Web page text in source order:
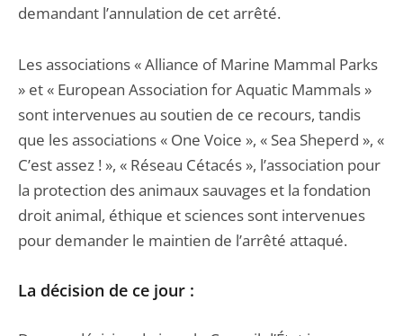
demandant l’annulation de cet arrêté.
Les associations « Alliance of Marine Mammal Parks
» et « European Association for Aquatic Mammals »
sont intervenues au soutien de ce recours, tandis
que les associations « One Voice », « Sea Sheperd », «
C’est assez ! », « Réseau Cétacés », l’association pour
la protection des animaux sauvages et la fondation
droit animal, éthique et sciences sont intervenues
pour demander le maintien de l’arrêté attaqué.
La décision de ce jour :